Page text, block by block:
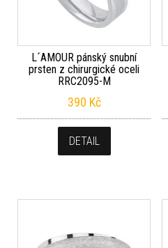
L´AMOUR pánský snubní
prsten z chirurgické oceli
RRC2095-M
390 Kč
DETAIL